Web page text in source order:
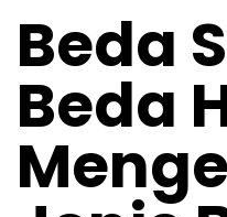
Beda
Beda